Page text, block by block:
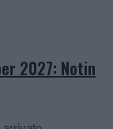
2027: Notin